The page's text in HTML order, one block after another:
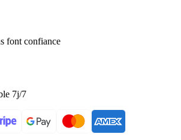
font confiance
7j/7